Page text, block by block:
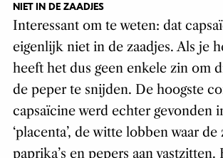
NIET IN DE ZAADJES
Interessant om te weten: dat
eigenlijk niet in de zaadjes. Als je
heeft het dus geen enkele zin om
de peper te snijden. De hoogste
capsaïcine werd echter gevonden
‘placenta’, de witte lobben waar de
paprika’s en pepers aan vastzitten.